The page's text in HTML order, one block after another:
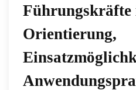
Führungskräfte
Orientierung,